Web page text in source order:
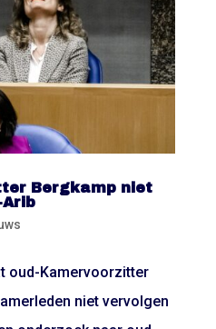
Bergkamp niet
oud-Kamervoorzitter
niet vervolgen